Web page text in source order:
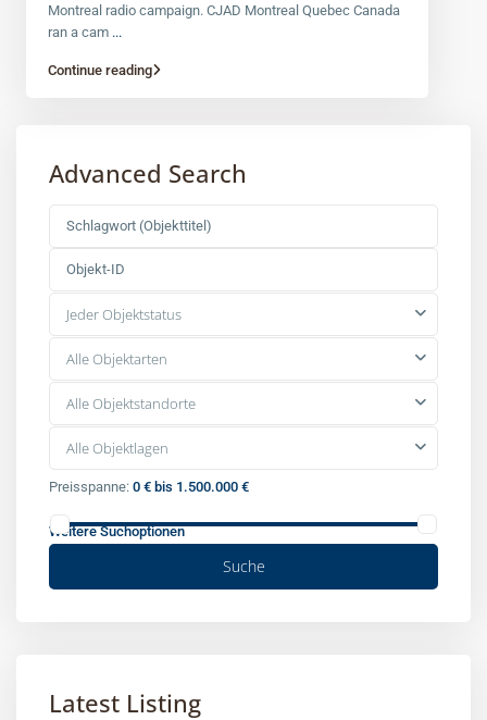
Montreal radio campaign. CJAD Montreal Quebec Canada
ran a cam ...
Continue reading
Advanced Search
Jeder Objektstatus
Alle Objektarten
Alle Objektstandorte
Alle Objektlagen
Preisspanne: 0 € bis 1.500.000 €
Weitere Suchoptionen
Suche
Latest Listing